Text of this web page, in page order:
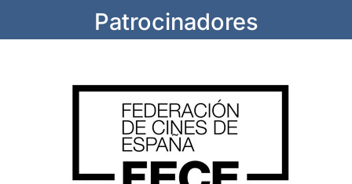
Patrocinadores